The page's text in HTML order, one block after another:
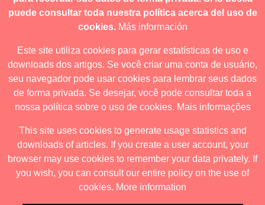
Revista nuestrAmérica publica exclusivamente bajo una
licencia internacional
Creative Commons Atribución-
NoComercial-CompartirIgual 4.0 .
Revista nuestrAmérica ha acordado usar el visor de JATS Studio
para publicar a partir de abril de 2026. Para obtener los formatos
descargables ingrese al visor.
puede consultar toda nuestra política acerca del uso de
cookies. Más información
Este site utiliza cookies para gerar estatísticas de uso e
downloads dos artigos. Se você criar uma conta de usuário,
seu navegador pode usar cookies para lembrar seus dados
de forma privada. Se desejar, você pode consultar toda a
nossa política sobre o uso de cookies. Mais informações
This site uses cookies to generate usage statistics and
downloads of articles. If you create a user account, your
browser may use cookies to remember your data privately. If
you wish, you can consult our entire policy on the use of
cookies. More information